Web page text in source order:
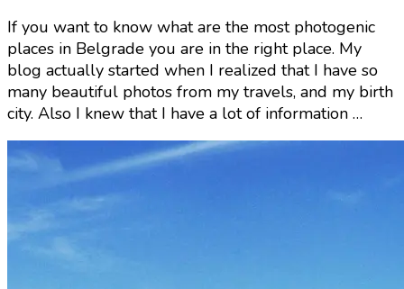
If you want to know what are the most photogenic
places in Belgrade you are in the right place. My
blog actually started when I realized that I have so
many beautiful photos from my travels, and my birth
city. Also I knew that I have a lot of information …